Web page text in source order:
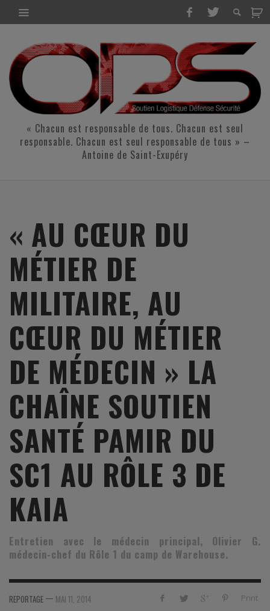
« Chacun est responsable de tous. Chacun est seul
responsable. Chacun est seul responsable de tous » –
Antoine de Saint-Exupéry
« AU CŒUR DU
MÉTIER DE
MILITAIRE, AU
CŒUR DU MÉTIER
DE MÉDECIN » LA
CHAÎNE SOUTIEN
SANTÉ PAMIR DU
SC1 AU RÔLE 3 DE
KAIA
Entretien avec le médecin principal, Olivier G.
médecin-chef du Rôle 1 du camp de Warehouse.
Print
REPORTAGE — MAI 11, 2014